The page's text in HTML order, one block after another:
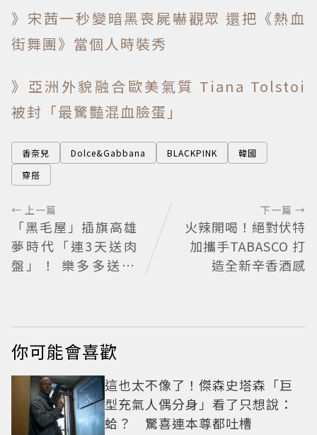
》宋茜一秒變暗黑喪屍嚇觀眾 還把《熱血
街舞團》當個人時裝秀
》亞洲外貌融合歐美氣質 Tiana Tolstoi
被封「最驚豔混血臉蛋」
香奈兒 Dolce&Gabbana BLACKPINK
韓國
穿搭
← 上一篇
「黑毛屋」插旗高雄
夢時代「連3天送肉
盤」！ 樂多多送40
下一篇 →
火辣開喝！絕對伏特
加攜手TABASCO 打
造全新辛香酒感
你可能會喜歡
這也太不像了！傑森史塔森「巨
型充氣人偶分身」看了只想說：
蛤？ 驚喜連本尊都吐槽